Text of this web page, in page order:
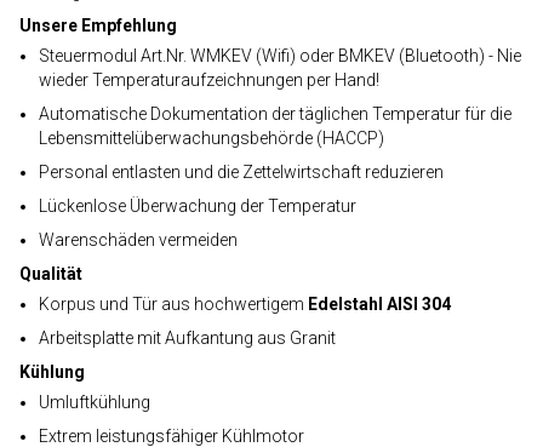
Unsere Empfehlung
Steuermodul Art.Nr. WMKEV (Wifi) oder BMKEV (Bluetooth) - Nie
wieder Temperaturaufzeichnungen per Hand!
Automatische Dokumentation der täglichen Temperatur für die
Lebensmittelüberwachungsbehörde (HACCP)
Personal entlasten und die Zettelwirtschaft reduzieren
Lückenlose Überwachung der Temperatur
Warenschäden vermeiden
Qualität
Korpus und Tür aus hochwertigem Edelstahl AISI 304
Arbeitsplatte mit Aufkantung aus Granit
Kühlung
Umluftkühlung
Extrem leistungsfähiger Kühlmotor